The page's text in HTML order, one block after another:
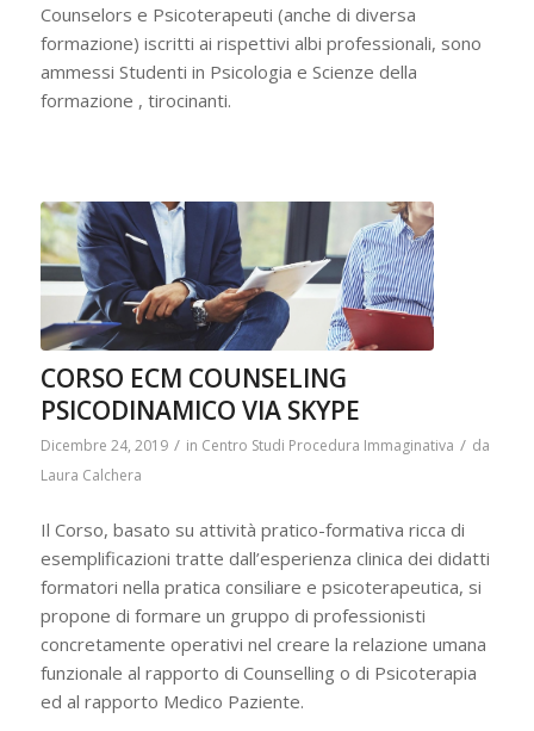
Counselors e Psicoterapeuti (anche di diversa
formazione) iscritti ai rispettivi albi professionali, sono
ammessi Studenti in Psicologia e Scienze della
formazione , tirocinanti.
CORSO ECM COUNSELING
PSICODINAMICO VIA SKYPE
Dicembre 24, 2019 / in Centro Studi Procedura Immaginativa / da
Laura Calchera
Il Corso, basato su attività pratico-formativa ricca di
esemplificazioni tratte dall’esperienza clinica dei didatti
formatori nella pratica consiliare e psicoterapeutica, si
propone di formare un gruppo di professionisti
concretamente operativi nel creare la relazione umana
funzionale al rapporto di Counselling o di Psicoterapia
ed al rapporto Medico Paziente.